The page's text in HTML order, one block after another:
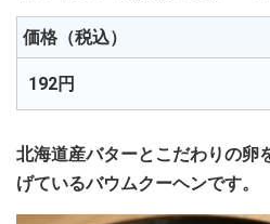
価格（税込）
192円
北海道産バターとこだわりの卵
げているバウムクーヘンです。